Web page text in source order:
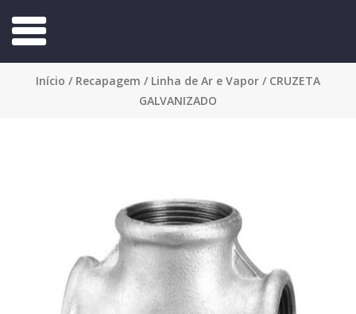
Início / Recapagem / Linha de Ar e Vapor / CRUZETA
GALVANIZADO